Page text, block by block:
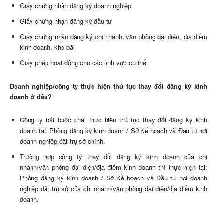
Giấy chứng nhận đăng ký doanh nghiệp
Giấy chứng nhận đăng ký đầu tư
Giấy chứng nhận đăng ký chi nhánh, văn phòng đại diện, địa điểm
kinh doanh, kho bãi
Giấy phép hoạt động cho các lĩnh vực cụ thể.
Doanh nghiệp/công ty thực hiện thủ tục thay đổi đăng ký kinh
doanh ở đâu?
Công ty bắt buộc phải thực hiện thủ tục thay đổi đăng ký kinh
doanh tại: Phòng đăng ký kinh doanh / Sở Kế hoạch và Đầu tư nơi
doanh nghiệp đặt trụ sở chính.
Trường hợp công ty thay đổi đăng ký kinh doanh của chi
nhánh/văn phòng đại diện/địa điểm kinh doanh thì thực hiện tại:
Phòng đăng ký kinh doanh / Sở Kế hoạch và Đầu tư nơi doanh
nghiệp đặt trụ sở của chi nhánh/văn phòng đại diện/địa điểm kinh
doanh.